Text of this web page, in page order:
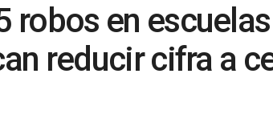
robos en escuelas
reducir cifra a